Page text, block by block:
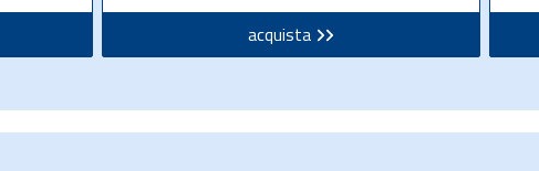
acquista